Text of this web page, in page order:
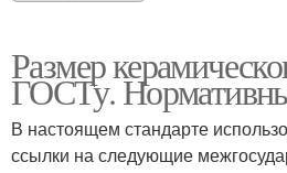
Размер
ГОСТу.
В настоящем стандарте
ссылки на следующие